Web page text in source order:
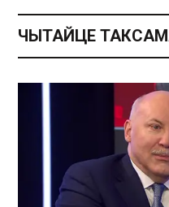
ЧЫТАЙЦЕ